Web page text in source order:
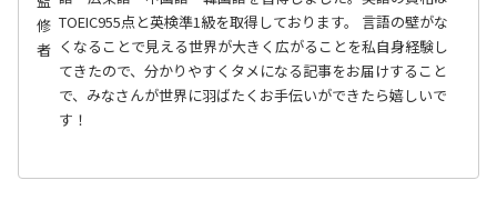
修
者
TOEIC955点と英検準1級を取得しております。 言語の壁がな
くなることで見える世界が大きく広がることを私自身経験し
てきたので、分かりやすくタメになる記事をお届けすること
で、みなさんが世界に羽ばたくお手伝いができたら嬉しいで
す！